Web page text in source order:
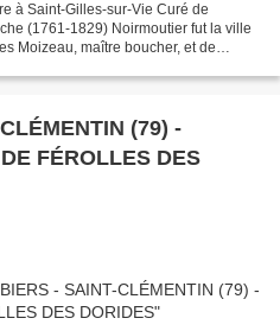
à Saint-Gilles-sur-Vie Curé de
(1761-1829) Noirmoutier fut la ville
Moizeau, maître boucher, et de
(79) -
FÉROLLES DES